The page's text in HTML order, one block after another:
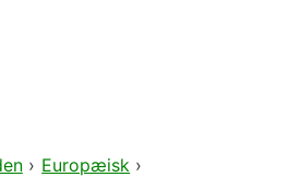
› Europæisk ›